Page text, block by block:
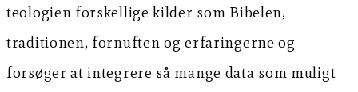
teologien forskellige kilder som Bibelen,
traditionen, fornuften og erfaringerne og
forsøger at integrere så mange data som muligt